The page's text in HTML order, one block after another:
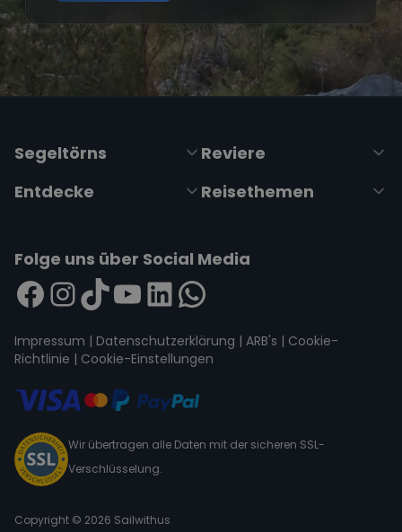
Segeltörns
Reviere
Entdecke
Reisethemen
Folge uns über Social Media
Impressum | Datenschutzerklärung | ARB's | Cookie-
Richtlinie | Cookie-Einstellungen
Wir übertragen alle Daten mit der sicheren SSL-
Verschlüsselung.
Copyright © 2026 Sailwithus